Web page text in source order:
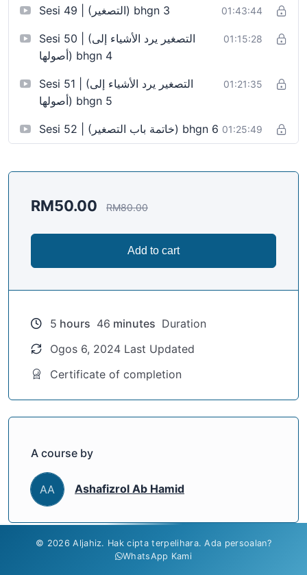
Sesi 49 | (التصغير) bhgn 3 01:43:44
Sesi 50 | (التصغير يرد الأشياء إلى
أصولها) bhgn 4
01:15:28
Sesi 51 | (التصغير يرد الأشياء إلى
أصولها) bhgn 5
01:21:35
Sesi 52 | (خاتمة باب التصغير) bhgn 6 01:25:49
RM50.00 RM80.00
Add to cart
5 hours 46 minutes Duration
Ogos 6, 2024 Last Updated
Certificate of completion
A course by
AA Ashafizrol Ab Hamid
© 2026 Aljahiz. Hak cipta terpelihara. Ada persoalan?
WhatsApp Kami